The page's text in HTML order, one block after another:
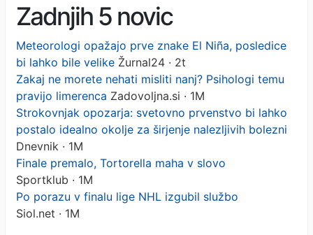
Zadnjih 5 novic
Meteorologi opažajo prve znake El Niña, posledice
bi lahko bile velike Žurnal24 · 2t
Zakaj ne morete nehati misliti nanj? Psihologi temu
pravijo limerenca Zadovoljna.si · 1M
Strokovnjak opozarja: svetovno prvenstvo bi lahko
postalo idealno okolje za širjenje nalezljivih bolezni
Dnevnik · 1M
Finale premalo, Tortorella maha v slovo
Sportklub · 1M
Po porazu v finalu lige NHL izgubil službo
Siol.net · 1M